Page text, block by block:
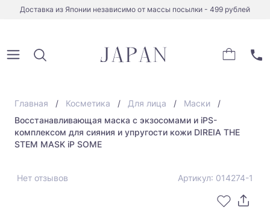
Доставка из Японии независимо от массы посылки - 499 рублей
Главная Косметика Для лица
Маски
Восстанавливающая маска с экзосомами и iPS-
комплексом для сияния и упругости кожи DIREIA THE
STEM MASK iP SOME
Нет отзывов Артикул: 014274-1